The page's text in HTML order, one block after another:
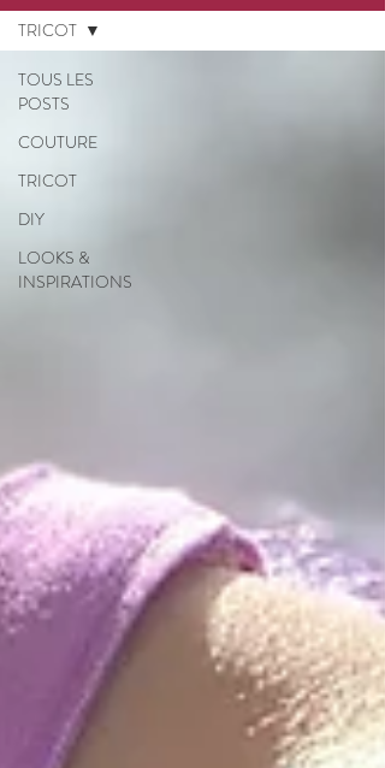
TOUS LES
POSTS
COUTURE
TRICOT
DIY
LOOKS &
INSPIRATIONS
TRICOT